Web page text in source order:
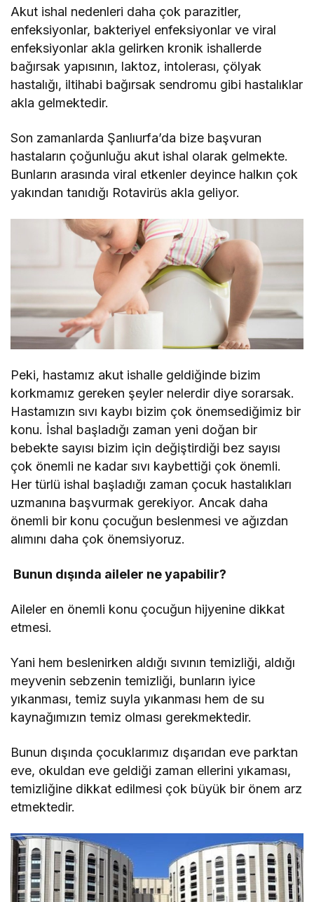
Akut ishal nedenleri daha çok parazitler,
enfeksiyonlar, bakteriyel enfeksiyonlar ve viral
enfeksiyonlar akla gelirken kronik ishallerde
bağırsak yapısının, laktoz, intolerası, çölyak
hastalığı, iltihabi bağırsak sendromu gibi hastalıklar
akla gelmektedir.
Son zamanlarda Şanlıurfa’da bize başvuran
hastaların çoğunluğu akut ishal olarak gelmekte.
Bunların arasında viral etkenler deyince halkın çok
yakından tanıdığı Rotavirüs akla geliyor.
Peki, hastamız akut ishalle geldiğinde bizim
korkmamız gereken şeyler nelerdir diye sorarsak.
Hastamızın sıvı kaybı bizim çok önemsediğimiz bir
konu. İshal başladığı zaman yeni doğan bir
bebekte sayısı bizim için değiştirdiği bez sayısı
çok önemli ne kadar sıvı kaybettiği çok önemli.
Her türlü ishal başladığı zaman çocuk hastalıkları
uzmanına başvurmak gerekiyor. Ancak daha
önemli bir konu çocuğun beslenmesi ve ağızdan
alımını daha çok önemsiyoruz.
Bunun dışında aileler ne yapabilir?
Aileler en önemli konu çocuğun hijyenine dikkat
etmesi.
Yani hem beslenirken aldığı sıvının temizliği, aldığı
meyvenin sebzenin temizliği, bunların iyice
yıkanması, temiz suyla yıkanması hem de su
kaynağımızın temiz olması gerekmektedir.
Bunun dışında çocuklarımız dışarıdan eve parktan
eve, okuldan eve geldiği zaman ellerini yıkaması,
temizliğine dikkat edilmesi çok büyük bir önem arz
etmektedir.